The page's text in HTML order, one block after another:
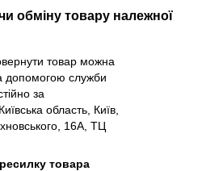
обміну товару належної
товар можна
допомогою служби
за
область, Київ,
16А, ТЦ
товара